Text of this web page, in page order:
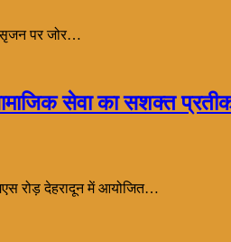
सृजन पर जोर…
सेवा का सशक्त
रोड़ देहरादून में आयोजित…